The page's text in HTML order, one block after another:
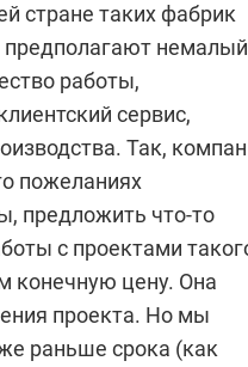
стране таких фабрик
немалый
работы,
сервис,
Так,
пожеланиях
предложить что-то
с проектами
конечную цену. Она
проекта. Но мы
раньше срока (как